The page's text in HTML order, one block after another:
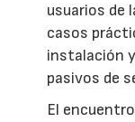
usuarios de
casos
instalación
pasivos de
El